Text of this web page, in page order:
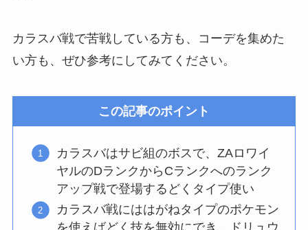
カラスバ戦で苦戦している方も、コーデを集めた
い方も、ぜひ参考にしてみてください。
この記事のポイント
カラスバはサビ組のボスで、ZAロワイ
ヤルのDランクからCランクへのランク
アップ戦で登場するどくタイプ使い
カラスバ戦にははがねタイプのポケモン